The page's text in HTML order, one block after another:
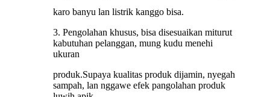
karo banyu lan listrik kanggo bisa.
3. Pengolahan khusus, bisa disesuaikan miturut
kabutuhan pelanggan, mung kudu menehi
ukuran
produk.Supaya kualitas produk dijamin, nyegah
sampah, lan nggawe efek pangolahan produk